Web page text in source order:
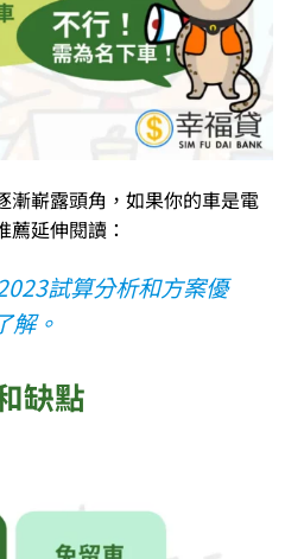
漸嶄露頭角，如果你的車是電
薦延伸閱讀：
試算分析和方案優
解。
缺點